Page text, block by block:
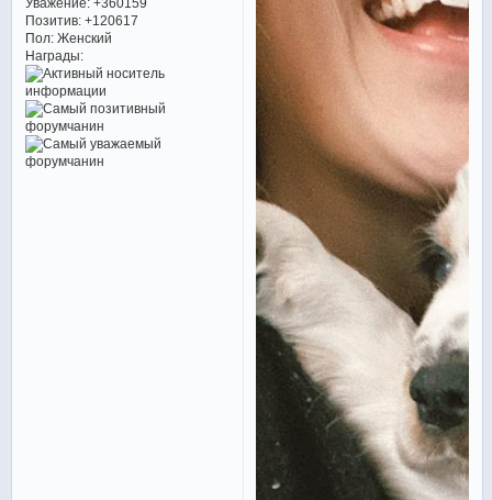
Позитив: +120617
Пол:Женский
Награды: